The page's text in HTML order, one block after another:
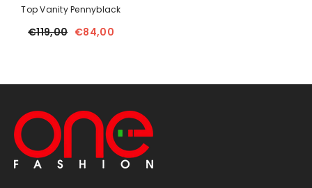
Top Vanity Pennyblack
€119,00 €84,00